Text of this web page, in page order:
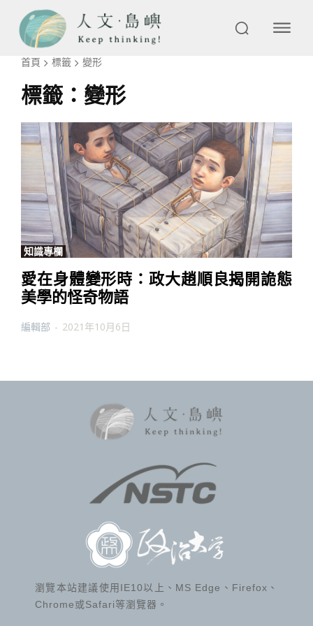
首頁 標籤 變形
標籤： 變形
知識專欄
愛在身體變形時：政大趙順良揭開詭態
美學的怪奇物語
編輯部 - 2021年10月6日
瀏覽本站建議使用IE10以上、MS Edge、Firefox、
Chrome或Safari等瀏覽器。